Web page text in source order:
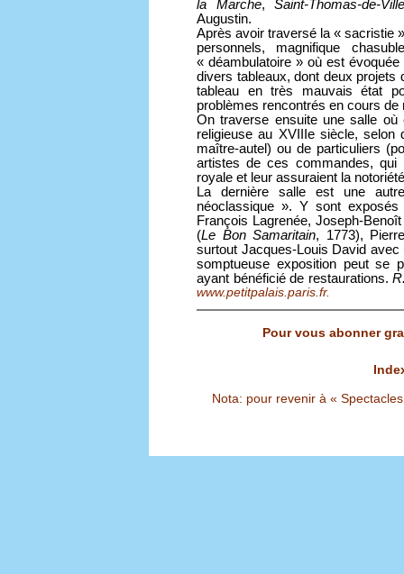
la Marche,Saint-Thomas-de-
Augustin.
Après avoir traversé la « sacristie
personnels, magnifique
« déambulatoire » où est
divers tableaux, dont deux
tableau en très mauvais état
problèmes rencontrés en cours de
On traverse ensuite une salle où
religieuse au XVIIIe siècle, selon
maître-autel) ou de particuliers
artistes de ces commandes, qui
royale et leur assuraient la
La dernière salle est une
néoclassique ». Y sont
François Lagrenée, Joseph-
(Le Bon Samaritain, 1773),
surtout Jacques-Louis David
somptueuse exposition peut se
ayant bénéficié de restaurations.
www.petitpalais.paris.fr.
Pour vous abonner
Nota: pour revenir à «